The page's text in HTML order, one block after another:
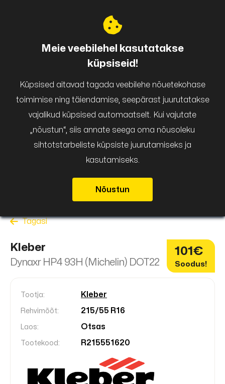
Tagasi
Kleber
Dynaxr HP4 93H (Michelin) DOT22
101€
Soodus!
Tootja: Kleber
Rehvimõõt: 215/55 R16
Laos: Otsas
Tootekood: R215551620
Meie veebilehel kasutatakse
küpsiseid!
Küpsised aitavad tagada veebilehe nõuetekohase
toimimise ning täiendamise, seepärast juurutatakse
vajalikud küpsised automaatselt. Kui vajutate
„nõustun“, siis annate seega oma nõusoleku
sihtotstarbeliste küpsiste juurutamiseks ja
kasutamiseks.
Nõustun